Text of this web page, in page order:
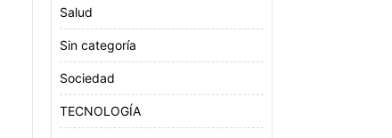
Salud
Sin categoría
Sociedad
TECNOLOGÍA